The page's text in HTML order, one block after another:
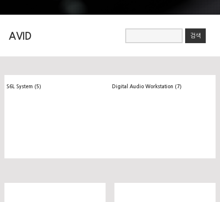
AVID 검색
S6L System (5) Digital Audio Workstation (7)